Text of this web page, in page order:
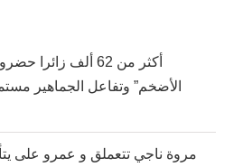
أكثر من 62 ألف
الأضخم” وتفاعل الجماهير
مروة ناجي تتعملق و عمرو على